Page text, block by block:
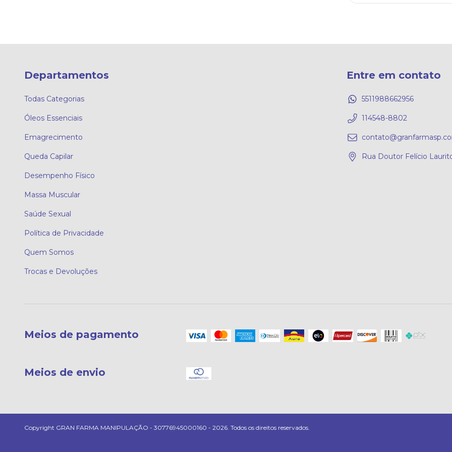
Departamentos
Todas Categorias
Óleos Essenciais
Emagrecimento
Queda Capilar
Desempenho Físico
Massa Muscular
Saúde Sexual
Política de Privacidade
Quem Somos
Trocas e Devoluções
Entre em contato
5511988662956
114548-8802
Rua Doutor Felício
Meios de pagamento
Meios de envio
Copyright GRAN FARMA MANIPULAÇÃO - 30776945000160 - 2026. Todos os direitos reservados.